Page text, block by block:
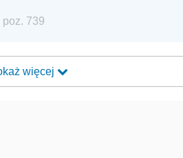
poz. 739
więcej